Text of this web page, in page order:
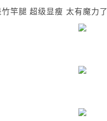
竿腿 超级显瘦 太有魔力了